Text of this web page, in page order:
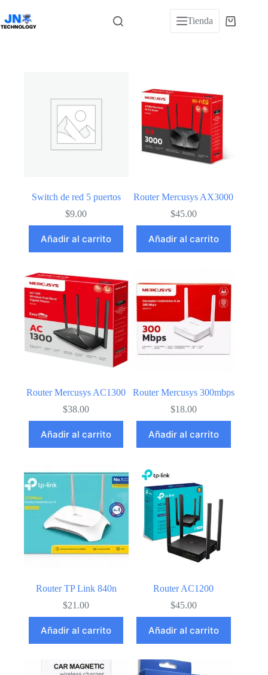
contenido
Tienda
Carro
Switch de red 5 puertos
$9.00
Añadir al carrito
Router Mercusys AX3000
$45.00
Añadir al carrito
Router Mercusys AC1300
$38.00
Añadir al carrito
Router Mercusys 300mbps
$18.00
Añadir al carrito
Router TP Link 840n
$21.00
Añadir al carrito
Router AC1200
$45.00
Añadir al carrito